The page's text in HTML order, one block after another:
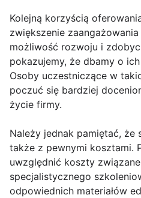
Kolejną korzyścią
zwiększenie
możliwość rozwoju i
pokazujemy, że dbamy o
Osoby uczestniczące w
poczuć się bardziej
życie firmy.
Należy jednak pamiętać, że
także z pewnymi kosztami.
uwzględnić koszty
specjalistycznego
odpowiednich materiałów